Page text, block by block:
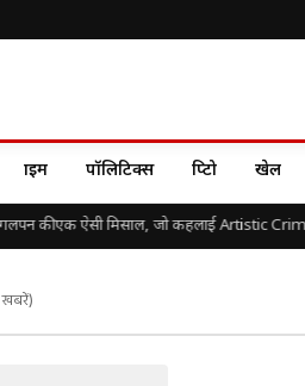
क्राइम पॉलिटिक्स क्रिप्टो खेल
की एक ऐसी मिसाल, जो कहलाई Artistic
खबरें)